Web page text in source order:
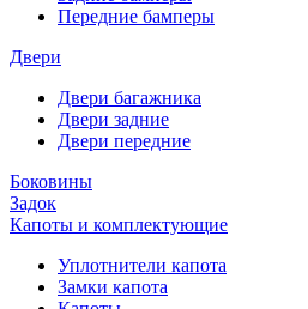
Передние бамперы
Двери
Двери багажника
Двери задние
Двери передние
Боковины
Задок
Капоты и комплектующие
Уплотнители капота
Замки капота